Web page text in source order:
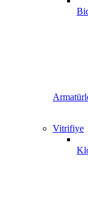
Vitrifiye